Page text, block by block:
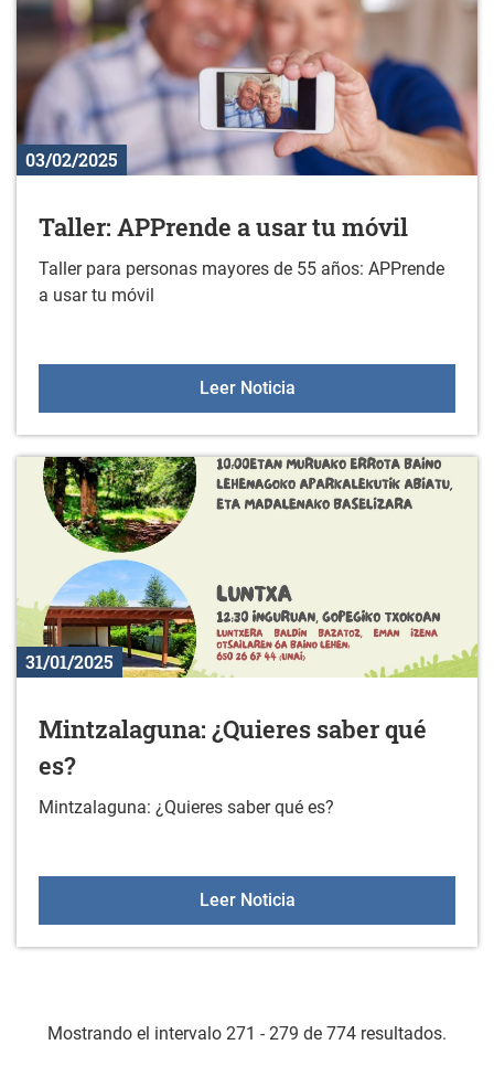
03/02/2025
Taller: APPrende a usar tu móvil
Taller para personas mayores de 55 años: APPrende
a usar tu móvil
Leer NoticiaTaller: APPrende a usar
31/01/2025
Mintzalaguna: ¿Quieres saber qué
es?
Mintzalaguna: ¿Quieres saber qué es?
Leer NoticiaMintzalaguna: ¿Quieres
Mostrando el intervalo 271 - 279 de 774 resultados.